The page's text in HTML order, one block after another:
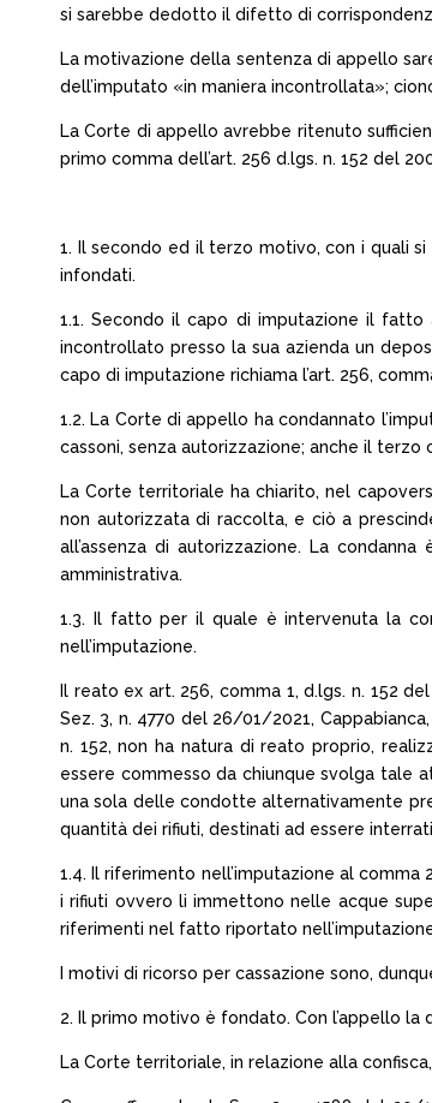
si sarebbe dedotto il difetto di
La motivazione della sentenza di appello
dell’imputato «in maniera incontrollata»;
La Corte di appello avrebbe ritenuto
primo comma dell’art. 256 d.lgs. n. 152 del
1. Il secondo ed il terzo motivo, con i quali
infondati.
1.1. Secondo il capo di imputazione il
incontrollato presso la sua azienda un
capo di imputazione richiama l’art. 256,
1.2. La Corte di appello ha condannato
cassoni, senza autorizzazione; anche il
La Corte territoriale ha chiarito, nel
non autorizzata di raccolta, e ciò a
all’assenza di autorizzazione. La
amministrativa.
1.3. Il fatto per il quale è intervenuta la
nell’imputazione.
Il reato ex art. 256, comma 1, d.lgs. n. 152
Sez. 3, n. 4770 del 26/01/2021,
n. 152, non ha natura di reato proprio,
essere commesso da chiunque svolga tale
una sola delle condotte alternativamente
quantità dei rifiuti, destinati ad essere
1.4. Il riferimento nell’imputazione al
i rifiuti ovvero li immettono nelle acque
riferimenti nel fatto riportato
I motivi di ricorso per cassazione sono,
2. Il primo motivo è fondato. Con l’appello
La Corte territoriale, in relazione alla